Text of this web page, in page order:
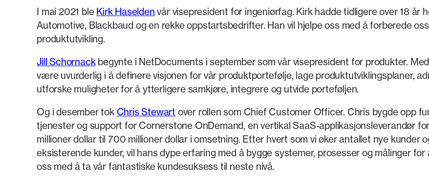
I mai 2021 ble Kirk Haselden vår visepresident for ingeniørfag. Kirk hadde tidligere over 18 år
Automotive, Blackbaud og en rekke oppstartsbedrifter. Han vil hjelpe oss med å forberede
produktutvikling.
Jill Schornackbegynte i NetDocuments i september som vår visepresident for produkter.
være uvurderlig i å definere visjonen for vår produktportefølje, lage produktutviklingsplaner,
utforske muligheter for å ytterligere samkjøre, integrere og utvide porteføljen.
Og i desember tok Chris Stewart over rollen som Chief Customer Officer. Chris bygde opp
tjenester og support for Cornerstone OnDemand, en vertikal SaaS-applikasjonsleverandør
millioner dollar til 700 millioner dollar i omsetning. Etter hvert som vi øker antallet nye kunder
eksisterende kunder, vil hans dype erfaring med å bygge systemer, prosesser og målinger
oss med å ta vår fantastiske kundesuksess til neste nivå.